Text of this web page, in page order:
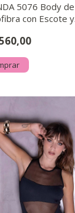
5076 Body
con Escote y